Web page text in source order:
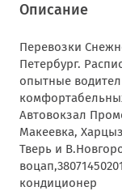
Описание
Перевозки
Петербург.
опытные
Автовокзал
Макеевка,
Тверь и
кондиционер